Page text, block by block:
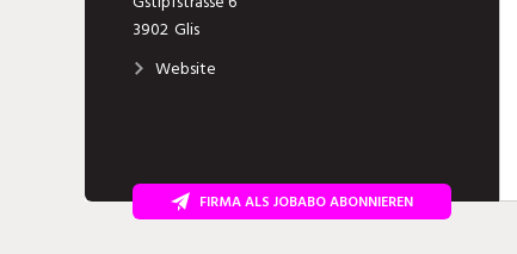
3902 Glis
Website
FIRMA ALS JOBABO ABONNIEREN